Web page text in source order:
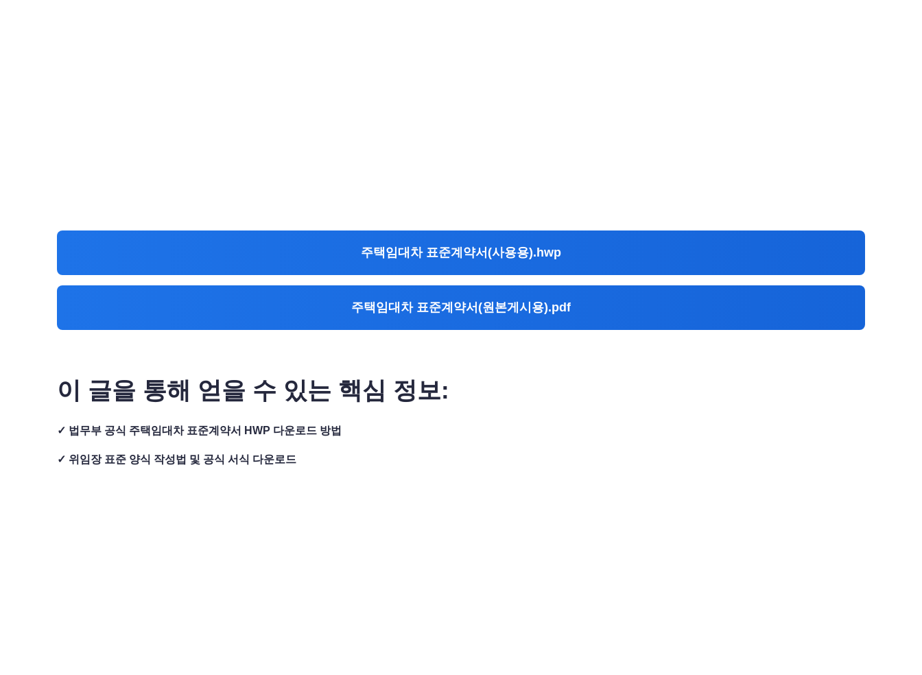
주택임대차 표준계약서(사용용).hwp
주택임대차 표준계약서(원본게시용).pdf
이 글을 통해 얻을 수 있는 핵심 정보:
✓ 법무부 공식 주택임대차 표준계약서 HWP 다운로드 방법
✓ 위임장 표준 양식 작성법 및 공식 서식 다운로드